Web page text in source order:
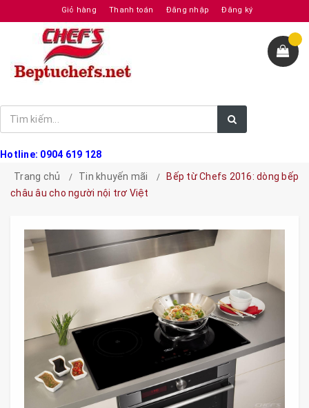
Giỏ hàng Thanh toán Đăng nhập Đăng ký
Hotline: 0904 619 128
Trang chủ
Tin khuyến mãi
Bếp từ Chefs 2016: dòng bếp
châu âu cho người nội trơ Việt